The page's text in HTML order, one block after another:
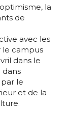
la
de
avec les
le campus
dans le
dans
le
et de la